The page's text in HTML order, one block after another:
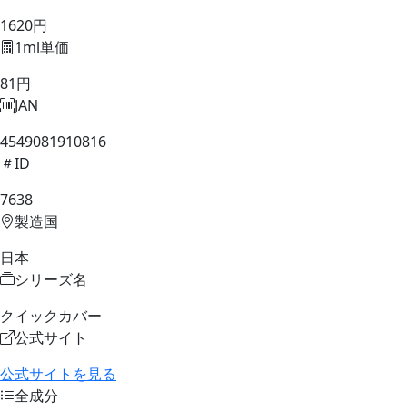
1620円
1ml単価
81円
JAN
4549081910816
ID
7638
製造国
日本
シリーズ名
クイックカバー
公式サイト
公式サイトを見る
全成分